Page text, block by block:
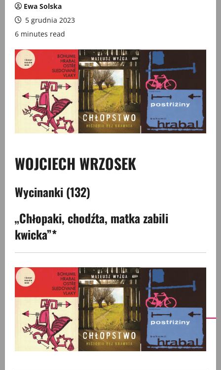
Ewa Solska
5 grudnia 2023
6 minutes read
WOJCIECH WRZOSEK
Wycinanki (132)
„Chłopaki, chodźta, matka zabili
kwicka”*